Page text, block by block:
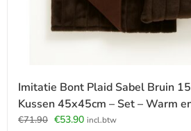
Imitatie Bont Plaid Sabel Bruin
Kussen 45x45cm – Set – Warm
€71.90 Oorspronkelijke
€53.90Huidige
incl.btw